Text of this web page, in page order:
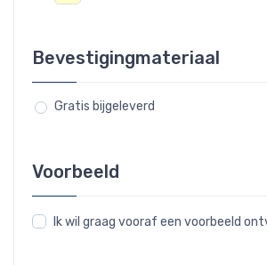
Bevestigingmateriaal
Gratis bijgeleverd
Voorbeeld
Ik wil graag vooraf een voorbeeld